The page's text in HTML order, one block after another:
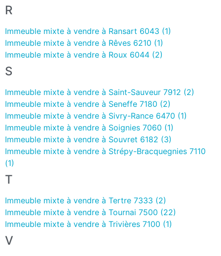
R
Immeuble mixte à vendre à Ransart 6043 (1)
Immeuble mixte à vendre à Rêves 6210 (1)
Immeuble mixte à vendre à Roux 6044 (2)
S
Immeuble mixte à vendre à Saint-Sauveur 7912 (2)
Immeuble mixte à vendre à Seneffe 7180 (2)
Immeuble mixte à vendre à Sivry-Rance 6470 (1)
Immeuble mixte à vendre à Soignies 7060 (1)
Immeuble mixte à vendre à Souvret 6182 (3)
Immeuble mixte à vendre à Strépy-Bracquegnies 7110
(1)
T
Immeuble mixte à vendre à Tertre 7333 (2)
Immeuble mixte à vendre à Tournai 7500 (22)
Immeuble mixte à vendre à Trivières 7100 (1)
V